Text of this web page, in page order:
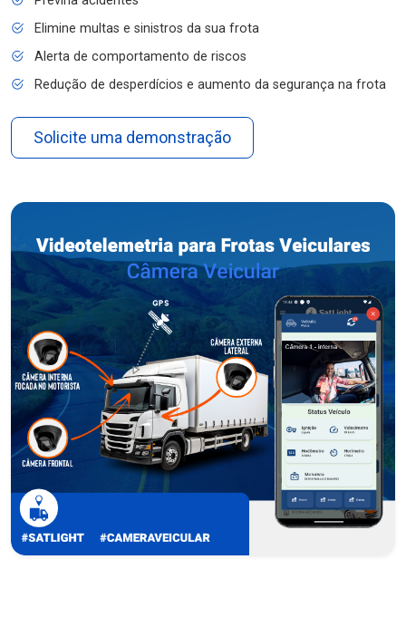
Elimine multas e sinistros da sua frota
Alerta de comportamento de riscos
Redução de desperdícios e aumento da segurança na frota
Solicite uma demonstração